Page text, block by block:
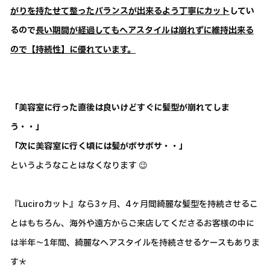
がりを持たせて整ったバランスが出来るよう丁寧にカットしてい
るので長い期間が経過してもヘアスタイルは崩れずに維持出来る
ので【持続性】に優れています。
「美容室に行った直後は良いけどすぐに髪型が崩れてしま
う・・」
「次に美容室に行く頃には髪がボサボサ・・」
というようなことはなくなります 😉
『Luciroカット』なら3ヶ月、4ヶ月間綺麗な髪型を持続させるこ
とはもちろん、海外や遠方からご来店してくださるお客様の中に
は半年～1年間、綺麗なヘアスタイルを持続させるケースもありま
す＊